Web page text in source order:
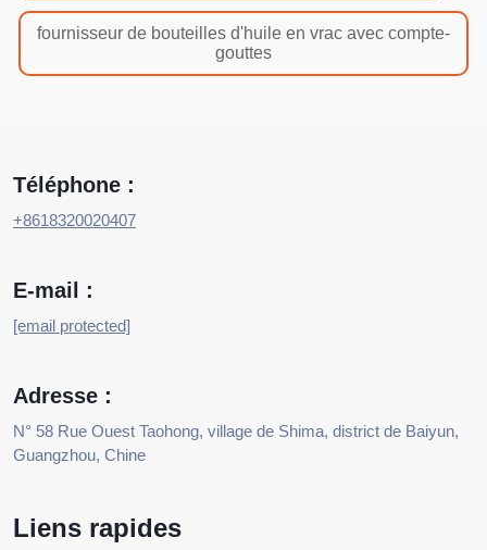
fournisseur de bouteilles d'huile en vrac avec compte-
gouttes
Téléphone :
+8618320020407
E-mail :
[email protected]
Adresse :
N° 58 Rue Ouest Taohong, village de Shima, district de Baiyun,
Guangzhou, Chine
Liens rapides